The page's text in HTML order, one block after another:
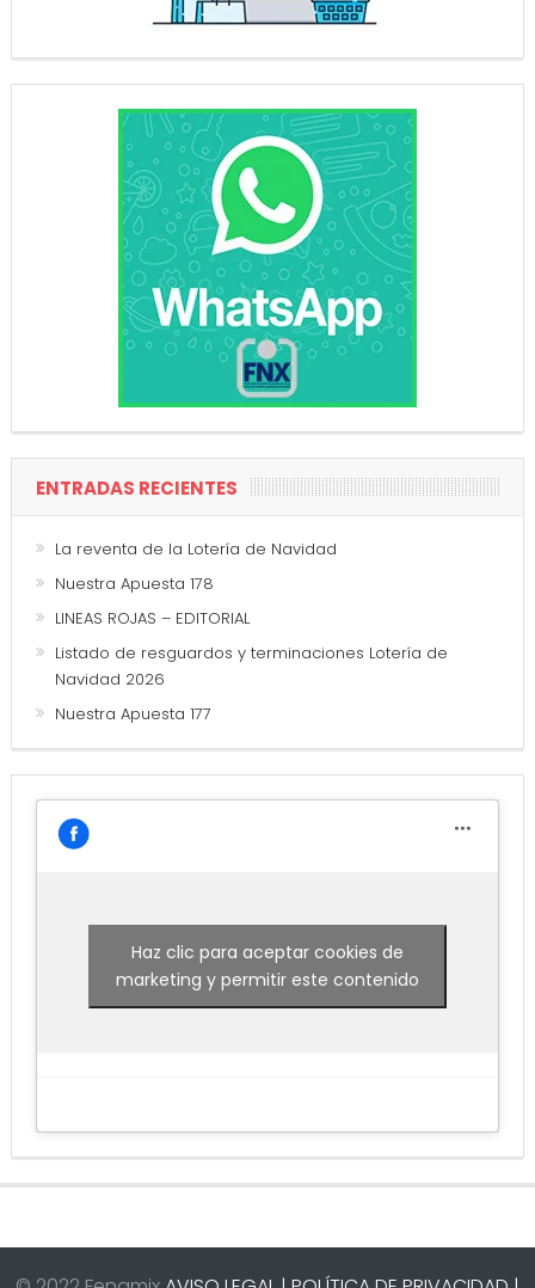
ENTRADAS RECIENTES
La reventa de la Lotería de Navidad
Nuestra Apuesta 178
LINEAS ROJAS – EDITORIAL
Listado de resguardos y terminaciones Lotería de
Navidad 2026
Nuestra Apuesta 177
Haz clic para aceptar cookies de
marketing y permitir este contenido